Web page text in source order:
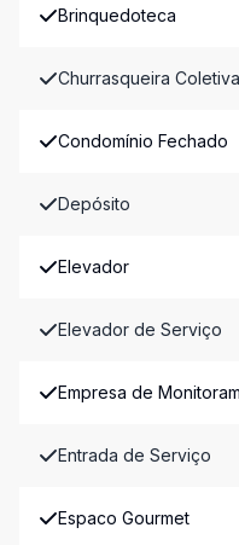
Brinquedoteca
Churrasqueira Coletiva
Condomínio Fechado
Depósito
Elevador
Elevador de Serviço
Empresa de
Entrada de Serviço
Espaco Gourmet